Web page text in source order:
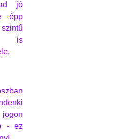
ad jó
épp
is
- ez